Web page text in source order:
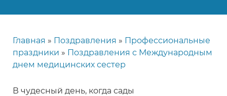
Строка
навигации
Главная Поздравления
Профессиональные
праздники
Поздравления с Международным
днем медицинских сестер
В чудесный день, когда сады